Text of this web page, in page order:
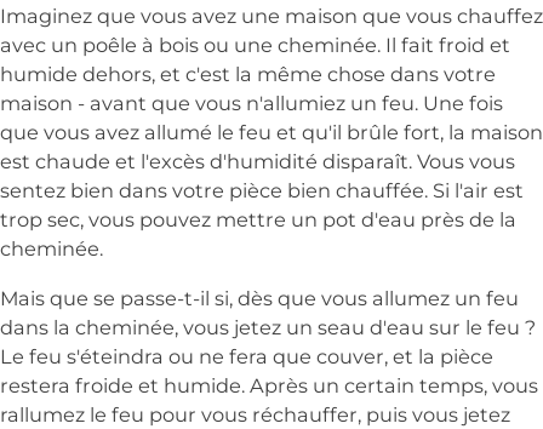
Imaginez que vous avez une maison que vous chauffez
avec un poêle à bois ou une cheminée. Il fait froid et
humide dehors, et c'est la même chose dans votre
maison - avant que vous n'allumiez un feu. Une fois
que vous avez allumé le feu et qu'il brûle fort, la maison
est chaude et l'excès d'humidité disparaît. Vous vous
sentez bien dans votre pièce bien chauffée. Si l'air est
trop sec, vous pouvez mettre un pot d'eau près de la
cheminée.
Mais que se passe-t-il si, dès que vous allumez un feu
dans la cheminée, vous jetez un seau d'eau sur le feu ?
Le feu s'éteindra ou ne fera que couver, et la pièce
restera froide et humide. Après un certain temps, vous
rallumez le feu pour vous réchauffer, puis vous jetez